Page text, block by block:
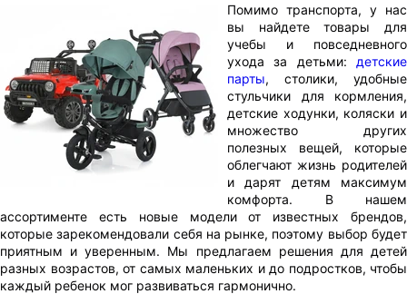
Помимо транспорта, у нас
вы найдете товары для
учебы и повседневного
ухода за детьми: детские
парты, столики, удобные
стульчики для кормления,
детские ходунки, коляски и
множество других
полезных вещей, которые
облегчают жизнь родителей
и дарят детям максимум
комфорта. В нашем
ассортименте есть новые модели от известных брендов,
которые зарекомендовали себя на рынке, поэтому выбор будет
приятным и уверенным. Мы предлагаем решения для детей
разных возрастов, от самых маленьких и до подростков, чтобы
каждый ребенок мог развиваться гармонично.